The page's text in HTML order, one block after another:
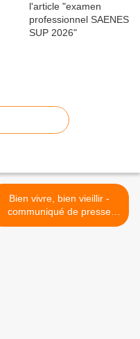
Bien vivre, bien vieillir -
communiqué de presse
UNSA Retraités >